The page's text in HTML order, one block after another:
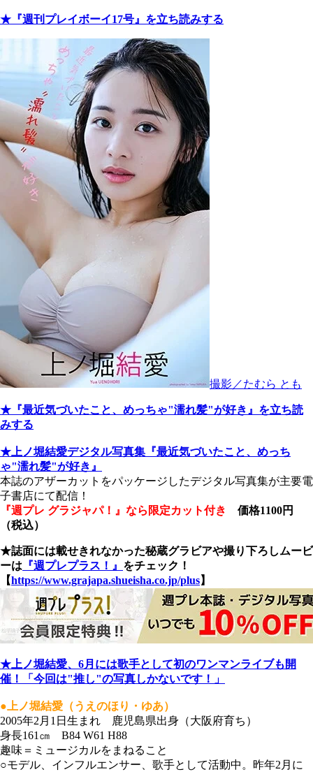
★『週刊プレイボーイ17号』を立ち読みする
撮影／たむら とも
★『最近気づいたこと、めっちゃ"濡れ髪"が好き』を立ち読
みする
★上ノ堀結愛デジタル写真集『最近気づいたこと、めっち
ゃ"濡れ髪"が好き』
本誌のアザーカットをパッケージしたデジタル写真集が主要電
子書店にて配信！
『週プレ グラジャパ！』なら限定カット付き
価格1100円
（税込）
★誌面には載せきれなかった秘蔵グラビアや撮り下ろしムービ
ーは 『週プレプラス！』 をチェック！
【https://www.grajapa.shueisha.co.jp/plus】
★上ノ堀結愛、6月には歌手として初のワンマンライブも開
催！「今回は"推し"の写真しかないです！」
●上ノ堀結愛（うえのほり・ゆあ）
2005年2月1日生まれ 鹿児島県出身（大阪府育ち）
身長161㎝ B84 W61 H88
趣味＝ミュージカルをまねること
○モデル、インフルエンサー、歌手として活動中。昨年2月に